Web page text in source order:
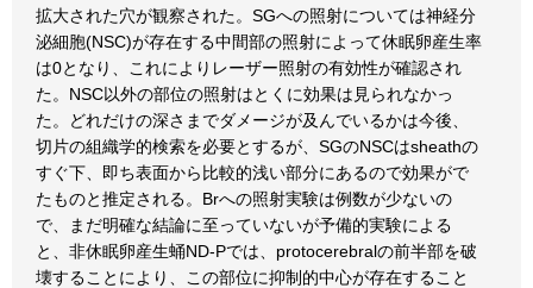
拡大された穴が観察された。SGへの照射については神経分
泌細胞(NSC)が存在する中間部の照射によって休眠卵産生率
は0となり、これによりレーザー照射の有効性が確認され
た。NSC以外の部位の照射はとくに効果は見られなかっ
た。どれだけの深さまでダメージが及んでいるかは今後、
切片の組織学的検索を必要とするが、SGのNSCはsheathの
すぐ下、即ち表面から比較的浅い部分にあるので効果がで
たものと推定される。Brへの照射実験は例数が少ないの
で、まだ明確な結論に至っていないが予備的実験による
と、非休眠卵産生蛹ND-Pでは、protocerebralの前半部を破
壊することにより、この部位に抑制的中心が存在すること